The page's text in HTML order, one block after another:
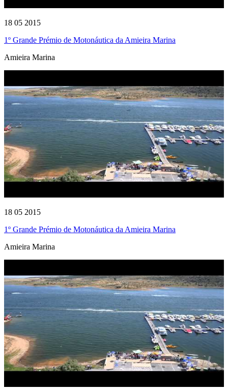
18 05 2015
1º Grande Prémio de Motonáutica da Amieira Marina
Amieira Marina
18 05 2015
1º Grande Prémio de Motonáutica da Amieira Marina
Amieira Marina